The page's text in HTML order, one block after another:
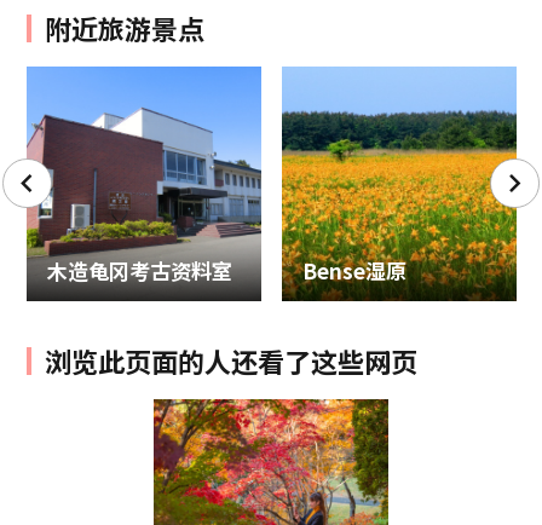
附近旅游景点
木造龟冈考古资料室 Bense湿原
浏览此页面的人还看了这些网页